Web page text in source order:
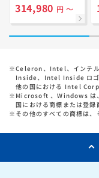
314,980 円 ～
※Celeron、Intel、インテ
Inside、Intel Inside ロゴ
他の国における Intel
※ Microsoft 、Windows は
国における商標または登録
※ その他のすべての商標は、